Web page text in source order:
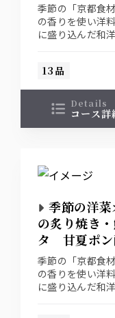
季節の「京都食
の香りを使い洋
に盛り込んだ和
13品
details
コース
季節の洋
の炙り焼き
タ 甘夏ポン
ス
季節の「京都食
の香りを使い洋
に盛り込んだ和